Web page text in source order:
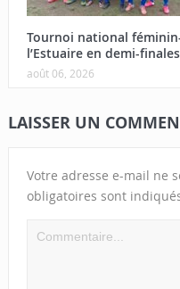
Tournoi national
l’Estuaire en demi-finales
août 06, 2026
LAISSER UN
Votre adresse e-mail ne
obligatoires sont